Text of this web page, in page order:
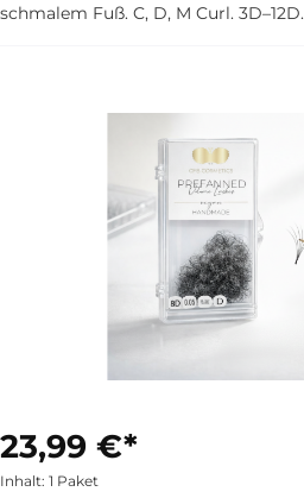
schmalem Fuß. C, D, M Curl. 3D–12D.
23,99 €*
Inhalt: 1 Paket